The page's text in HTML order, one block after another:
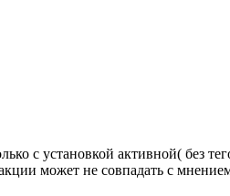
с установкой активной( без
может не совпадать с